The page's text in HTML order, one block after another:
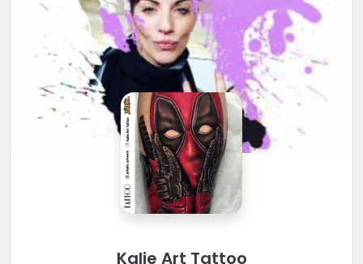
Kalie Art Tattoo